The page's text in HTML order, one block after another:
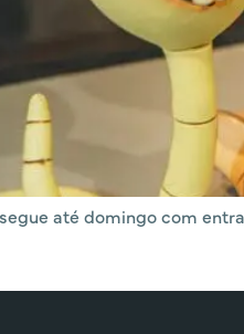
segue até domingo com